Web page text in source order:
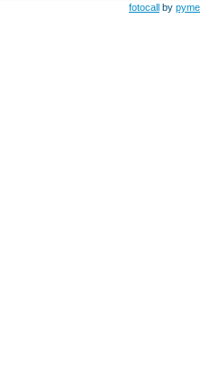
fotocall by